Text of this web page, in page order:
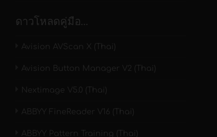
ดาวโหลดคู่มือ…
Avision AVScan X (Thai)
Avision Button Manager V2 (Thai)
Nextimage V5.0 (Thai)
ABBYY FineReader V16 (Thai)
ABBYY Pattern Training (Thai)